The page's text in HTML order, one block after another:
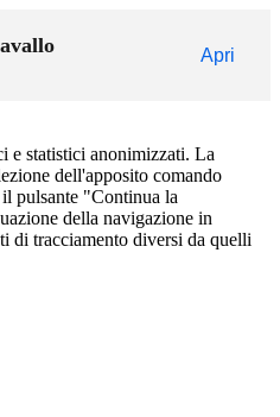
Apri
e statistici anonimizzati. La
dell'apposito comando
pulsante "Continua la
della navigazione in
di tracciamento diversi da quelli